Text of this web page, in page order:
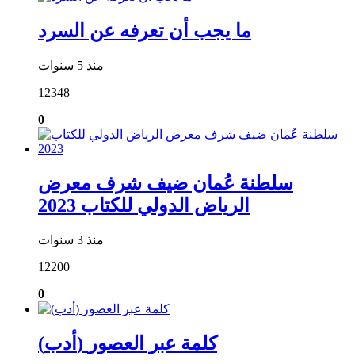
ما يجب أن تعرفه عن السرد
منذ 5 سنوات
12348
0
سلطنة عُمان ضيف شرف معرض
الرياض الدولي للكتاب 2023
منذ 3 سنوات
12200
0
(أدب) كلمة عبر العصور